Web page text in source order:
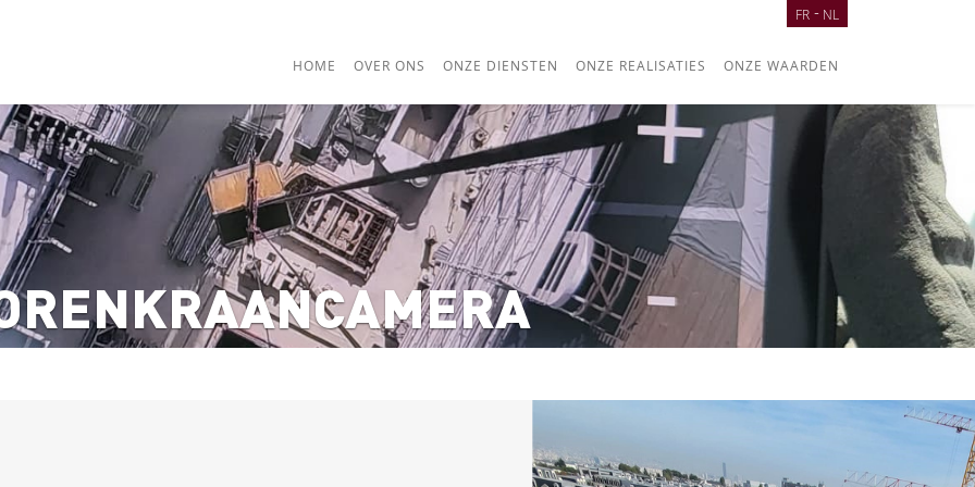
FR NL
HOME OVER ONS ONZE DIENSTEN ONZE REALISATIES ONZE WAARDEN